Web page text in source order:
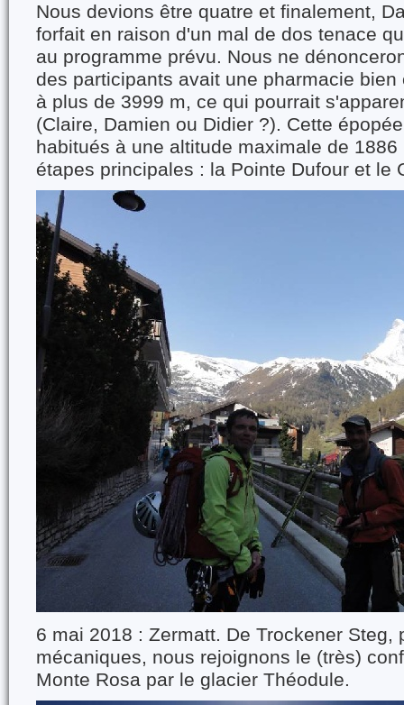
Nous devions être quatre et finalement,
forfait en raison d'un mal de dos tenace
au programme prévu. Nous ne
des participants avait une pharmacie
à plus de 3999 m, ce qui pourrait
(Claire, Damien ou Didier ?). Cette
habitués à une altitude maximale de
étapes principales : la Pointe Dufour et le
6 mai 2018 : Zermatt. De Trockener Steg,
mécaniques, nous rejoignons le (très)
Monte Rosa par le glacier Théodule.